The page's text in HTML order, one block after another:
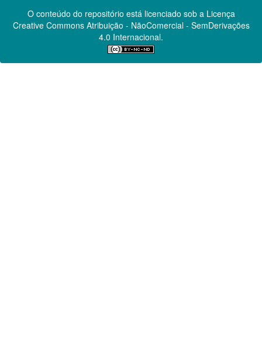
O conteúdo do repositório está licenciado sob a Licença
Creative CommonsAtribuição - NãoComercial - SemDerivações
4.0 Internacional.